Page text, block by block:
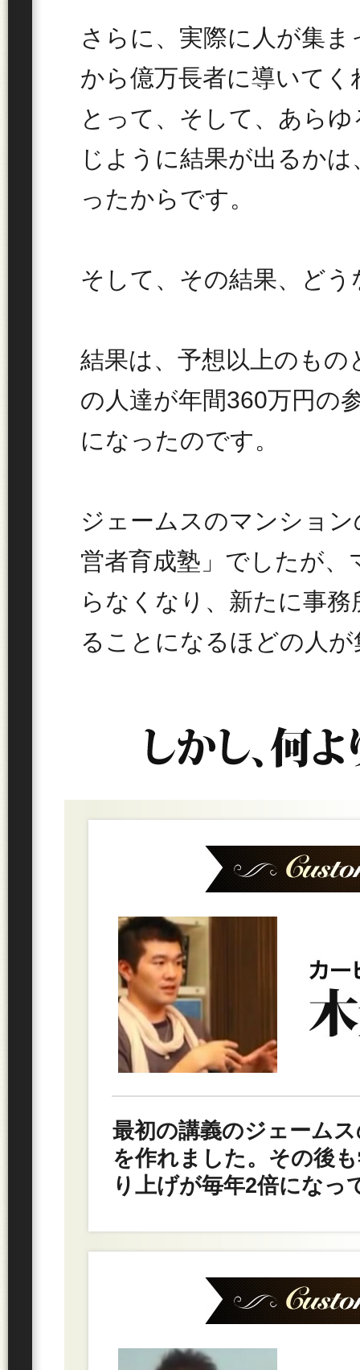
さらに、実際に人が集
から億万長者に導いて
とって、そして、あら
じように結果が出るか
ったからです。
そして、その結果、ど
結果は、予想以上のも
の人達が年間360万円の
になったのです。
ジェームスのマンショ
営者育成塾」でしたが
らなくなり、新たに事
ることになるほどの人
最初の講義のジェーム
を作れました。その後
り上げが毎年2倍になっ